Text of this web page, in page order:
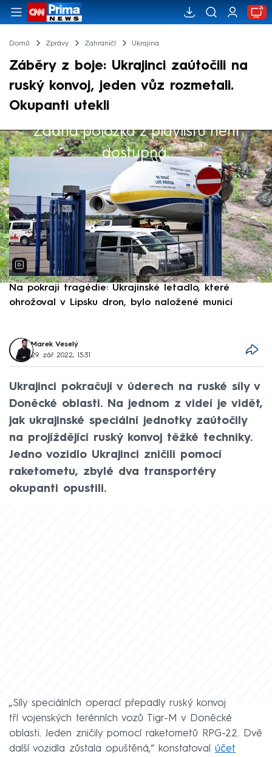
Domů Zprávy Zahraničí Ukrajina
Záběry z boje: Ukrajinci zaútočili na
ruský konvoj, jeden vůz rozmetali.
Okupanti utekli
Žádná položka z playlistu není
dostupná.
Výběr redakce
Na pokraji tragédie: Ukrajinské letadlo, které
ohrožoval v Lipsku dron, bylo naložené municí
Marek Veselý
29. zář 2022, 15:31
Ukrajinci pokračují v úderech na ruské síly v
Doněcké oblasti. Na jednom z videí je vidět,
jak ukrajinské speciální jednotky zaútočily
na projíždějící ruský konvoj těžké techniky.
Jedno vozidlo Ukrajinci zničili pomocí
raketometu, zbylé dva transportéry
okupanti opustili.
„Síly speciálních operací přepadly ruský konvoj
tří vojenských terénních vozů Tigr-M v Doněcké
oblasti. Jeden zničily pomocí raketometů RPG-22. Dvě
další vozidla zůstala opuštěná,“ konstatoval účet